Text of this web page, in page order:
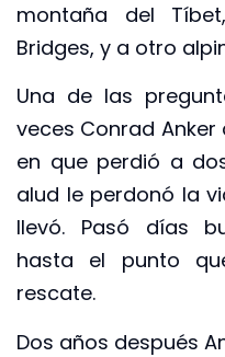
montaña del
Bridges, y a otro
Una de las
veces Conrad
en que perdió a
alud le perdonó la
llevó. Pasó días
hasta el punto
rescate.
Dos años después